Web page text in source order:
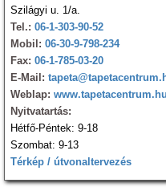
Szilágyi u. 1/a.
Tel.: 06-1-303-90-52
Mobil: 06-30-9-798-234
Fax: 06-1-785-03-20
E-Mail:
Weblap: www.tapetacentrum.hu
Nyitvatartás:
Hétfő-Péntek: 9-18
Szombat: 9-13
Térkép / útvonaltervezés